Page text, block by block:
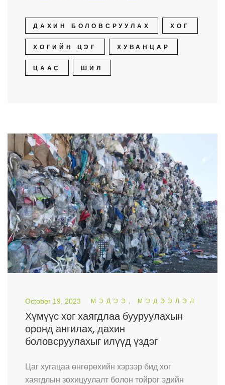
ДАХИН БОЛОВСРУУЛАХ ХОГ
ХОГИЙН ЦЭГ ХУВАНЦАР
ЦААС ШИЛ
October 19, 2023 МЭДЭЭ, МЭДЭЭЛЭЛ
Хүмүүс хог хаягдлаа бууруулахын
оронд ангилах, дахин
боловсруулахыг илүүд үздэг
Цаг хугацаа өнгөрөхийн хэрээр бид хог
хаягдлын зохицуулалт болон тойрог эдийн